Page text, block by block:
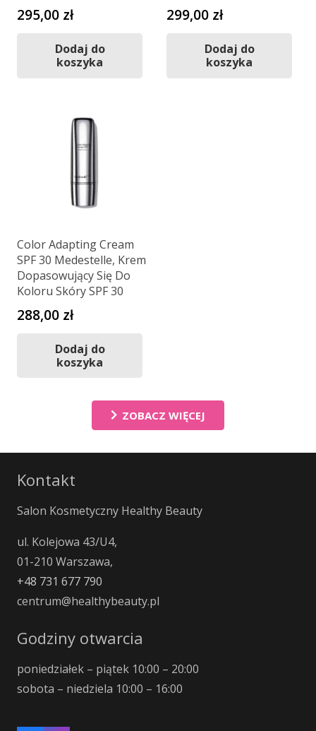
295,00 zł
Dodaj do
koszyka
299,00 zł
Dodaj do
koszyka
Color Adapting Cream
SPF 30 Medestelle, Krem
Dopasowujący Się Do
Koloru Skóry SPF 30
288,00 zł
Dodaj do
koszyka
ZOBACZ WIĘCEJ
Kontakt
Salon Kosmetyczny Healthy Beauty
ul. Kolejowa 43/U4,
01-210 Warszawa,
+48 731 677 790
centrum@healthybeauty.pl
Godziny otwarcia
poniedziałek – piątek 10:00 – 20:00
sobota – niedziela 10:00 – 16:00